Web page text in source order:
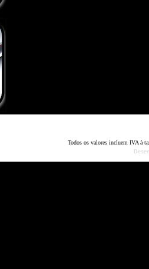
Todos os valores incluem IVA à